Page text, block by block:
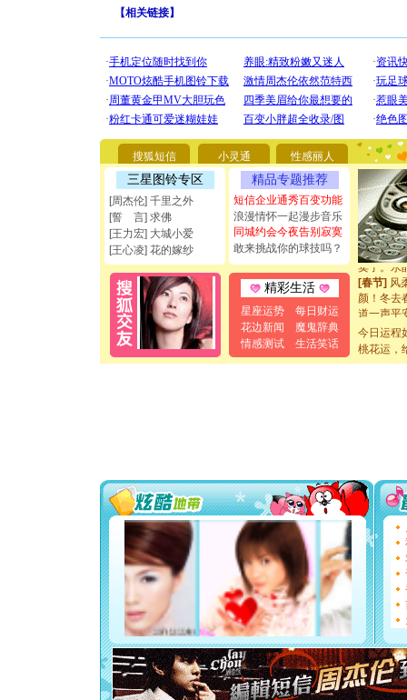
【相关链接】
搜狐短信 小灵通 性感丽人
三星图铃专区
[周杰伦] 千里之外
[誓 言] 求佛
[王力宏] 大城小爱
[王心凌] 花的嫁纱
精品专题推荐
短信企业通秀百变功能
浪漫情怀一起漫步音乐
同城约会今夜告别寂寞
敢来挑战你的球技吗？
精彩生活
星座运势
每日财运
花边新闻
魔鬼辞典
情感测试
生活笑话
[圣诞节]
能正大
[圣诞节]
如意,快
[元旦]看
断电。
你是我专
[元旦]如
起；二是
离。水晶
[元旦]当
泣，这痛
卖了。水
[春节] 风
颜！冬去
道一声平
片叶子是
送你一棵
如意,快
[元旦]看
断电。
你是我
[元旦]
如
起；二
离。水
[元旦]
当
泣，这
卖了。
[春节] 风
颜！冬去
道一声平
[春节]传
片叶子是
今日运程
桃花运，